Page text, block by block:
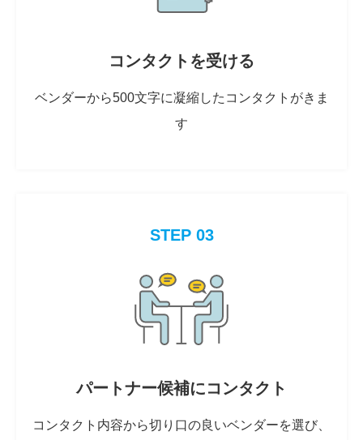
コンタクトを受ける
ベンダーから500文字に凝縮したコンタクトがきま
す
STEP 03
パートナー候補にコンタクト
コンタクト内容から切り口の良いベンダーを選び、